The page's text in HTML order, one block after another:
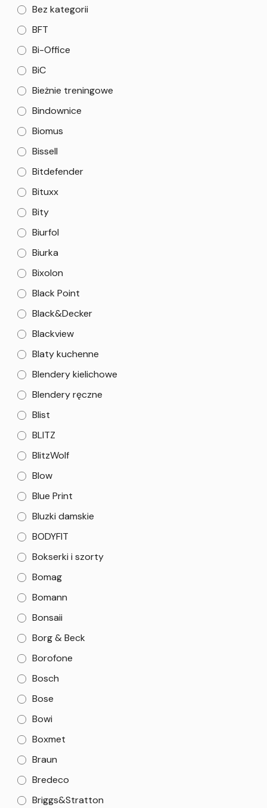
Bez kategorii
BFT
Bi-Office
BiC
Bieżnie treningowe
Bindownice
Biomus
Bissell
Bitdefender
Bituxx
Bity
Biurfol
Biurka
Bixolon
Black Point
Black&Decker
Blackview
Blaty kuchenne
Blendery kielichowe
Blendery ręczne
Blist
BLITZ
BlitzWolf
Blow
Blue Print
Bluzki damskie
BODYFIT
Bokserki i szorty
Bomag
Bomann
Bonsaii
Borg & Beck
Borofone
Bosch
Bose
Bowi
Boxmet
Braun
Bredeco
Briggs&Stratton